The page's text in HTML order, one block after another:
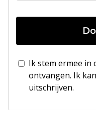
Ik stem ermee in
ontvangen. Ik
uitschrijven.